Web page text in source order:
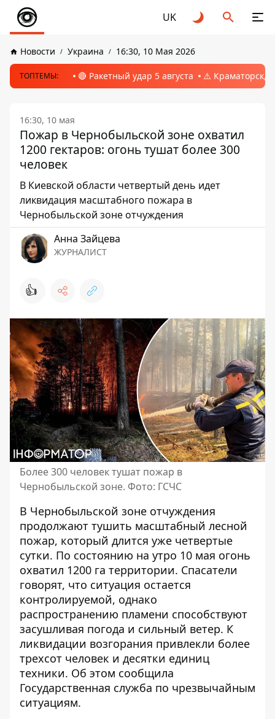
UK
Новости Украина 16:30, 10 Мая 2026
ТОПТЕМЫ: 🔴 Ракетный удар 5 августа ⚠️ Краматорск,
16:30, 10 мая
Пожар в Чернобыльской зоне охватил
1200 гектаров: огонь тушат более 300
человек
В Киевской области четвертый день идет
ликвидация масштабного пожара в
Чернобыльской зоне отчуждения
Анна Зайцева
ЖУРНАЛИСТ
👍
Более 300 человек тушат пожар в
Чернобыльской зоне. Фото: ГСЧС
В Чернобыльской зоне отчуждения
продолжают тушить масштабный лесной
пожар, который длится уже четвертые
сутки. По состоянию на утро 10 мая огонь
охватил 1200 га территории. Спасатели
говорят, что ситуация остается
контролируемой, однако
распространению пламени способствуют
засушливая погода и сильный ветер. К
ликвидации возгорания привлекли более
трехсот человек и десятки единиц
техники. Об этом сообщила
Государственная служба по чрезвычайным
ситуациям.